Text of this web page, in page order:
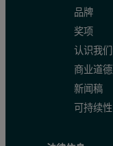
品牌
奖项
认识我
商业道德
新闻稿
可持续性